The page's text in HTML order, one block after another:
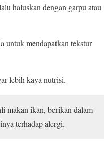
haluskan dengan garpu atau
untuk mendapatkan tekstur
lebih kaya nutrisi.
makan ikan, berikan dalam
terhadap alergi.